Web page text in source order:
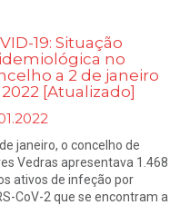
19: Situação
no
a 2 de janeiro
[Atualizado]
janeiro, o concelho de
Vedras apresentava 1.468
ativos de infeção por
CoV-2 que se encontram a